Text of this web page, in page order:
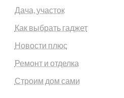
Дача, участок
Как выбрать гаджет
Новости плюс
Ремонт и отделка
Строим дом сами